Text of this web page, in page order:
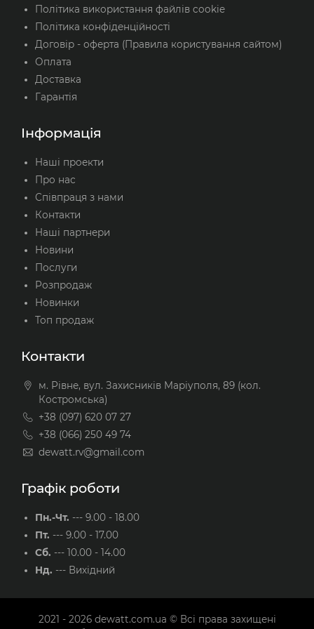
Політика використання файлів cookie
Політика конфіденційності
Договір - оферта (Правила користування сайтом)
Оплата
Доставка
Гарантія
Інформація
Наші проекти
Про нас
Співпраця з нами
Контакти
Наші партнери
Новини
Послуги
Розпродаж
Новинки
Топ продаж
Контакти
м. Рівне, вул. Захисників Маріуполя, 89 (кол.
Костромська)
+38 (097) 620 07 27
+38 (066) 250 49 74
dewatt.rv@gmail.com
Графік роботи
Пн.-Чт. --- 9.00 - 18.00
Пт. --- 9.00 - 17.00
Сб. --- 10.00 - 14.00
Нд. --- Вихідний
2021 - 2026 dewatt.com.ua © Всі права захищені